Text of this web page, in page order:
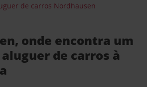
de carros Nordhausen
onde encontra um
de carros à